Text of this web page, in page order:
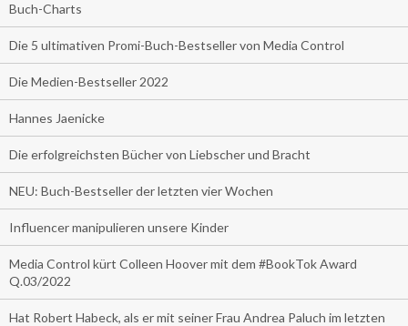
Buch-Charts
Die 5 ultimativen Promi-Buch-Bestseller von Media Control
Die Medien-Bestseller 2022
Hannes Jaenicke
Die erfolgreichsten Bücher von Liebscher und Bracht
NEU: Buch-Bestseller der letzten vier Wochen
Influencer manipulieren unsere Kinder
Media Control kürt Colleen Hoover mit dem #BookTok Award
Q.03/2022
Hat Robert Habeck, als er mit seiner Frau Andrea Paluch im letzten